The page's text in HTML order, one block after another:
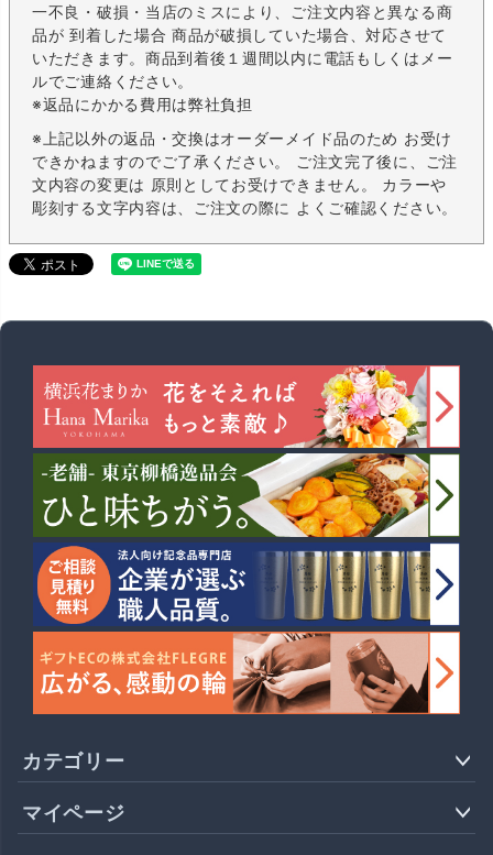
一不良・破損・当店のミスにより、ご注文内容と異なる商
品が 到着した場合 商品が破損していた場合、対応させて
いただきます。商品到着後１週間以内に電話もしくはメー
ルでご連絡ください。
※返品にかかる費用は弊社負担
※上記以外の返品・交換はオーダーメイド品のため お受け
できかねますのでご了承ください。 ご注文完了後に、ご注
文内容の変更は 原則としてお受けできません。 カラーや
彫刻する文字内容は、ご注文の際に よくご確認ください。
カテゴリー
マイページ